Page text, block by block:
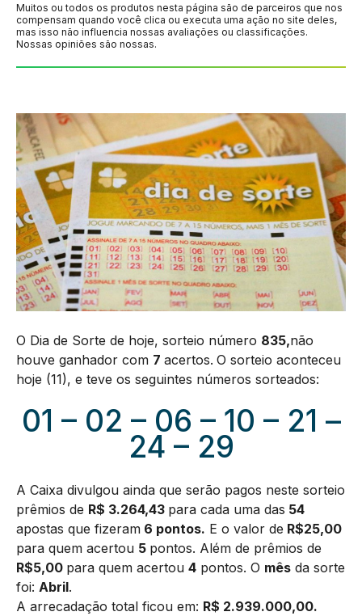
Muitos ou todos os produtos nesta página são de parceiros que nos
compensam quando você clica ou executa uma ação no site deles,
mas isso não influencia nossas avaliações ou classificações.
Nossas opiniões são nossas.
O Dia de Sorte de hoje, sorteio número 835,não
houve ganhador com 7 acertos. O sorteio aconteceu
hoje (11), e teve os seguintes números sorteados:
01 – 02 – 06 – 10 – 21 –
24 – 29
A Caixa divulgou ainda que serão pagos neste sorteio
prêmios de R$ 3.264,43 para cada uma das 54
apostas que fizeram 6 pontos. E o valor de R$25,00
para quem acertou 5 pontos. Além de prêmios de
R$5,00 para quem acertou 4 pontos. O mês da sorte
foi: Abril.
A arrecadação total ficou em: R$ 2.939.000,00.